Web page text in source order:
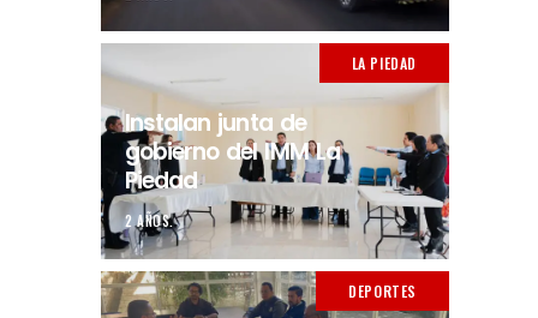
LA PIEDAD
Instalan junta de
gobierno del IMM La
Piedad
2 AÑOS.
DEPORTES